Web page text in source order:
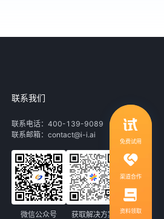
联系我们
联系电话：400-139-9089
联系邮箱：contact@i-i.ai
微信公众号 获取解决方案
免费试用
渠道合作
资料领取
动化解决方案